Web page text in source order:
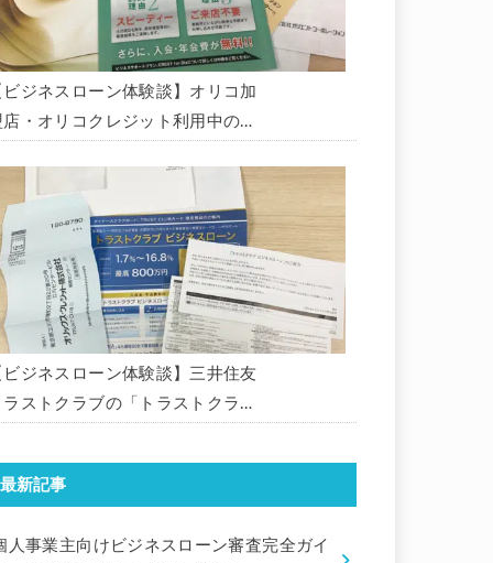
ビジネスローン体験談】オリコ加
店・オリコクレジット利用中の事
ジネスサポートプラン」を使う方
がないか、問い合わせてみた。
ビジネスローン体験談】三井住友
ラストクラブの「トラストクラブ
ました。
最新記事
人事業主向けビジネスローン審査完全ガイ